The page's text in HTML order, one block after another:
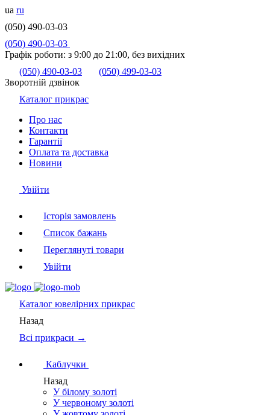
ua ru
(050) 490-03-03
(050) 490-03-03
Графік роботи: з 9:00 до 21:00, без вихідних
(050) 490-03-03
(050) 499-03-03
Зворотній дзвінок
Каталог прикрас
Про нас
Контакти
Гарантії
Оплата та доставка
Новини
Увійти
Історія замовлень
Список бажань
Переглянуті товари
Увійти
Каталог ювелірних прикрас
Назад
Всі прикраси →
Каблучки
Назад
У білому золоті
У червоному золоті